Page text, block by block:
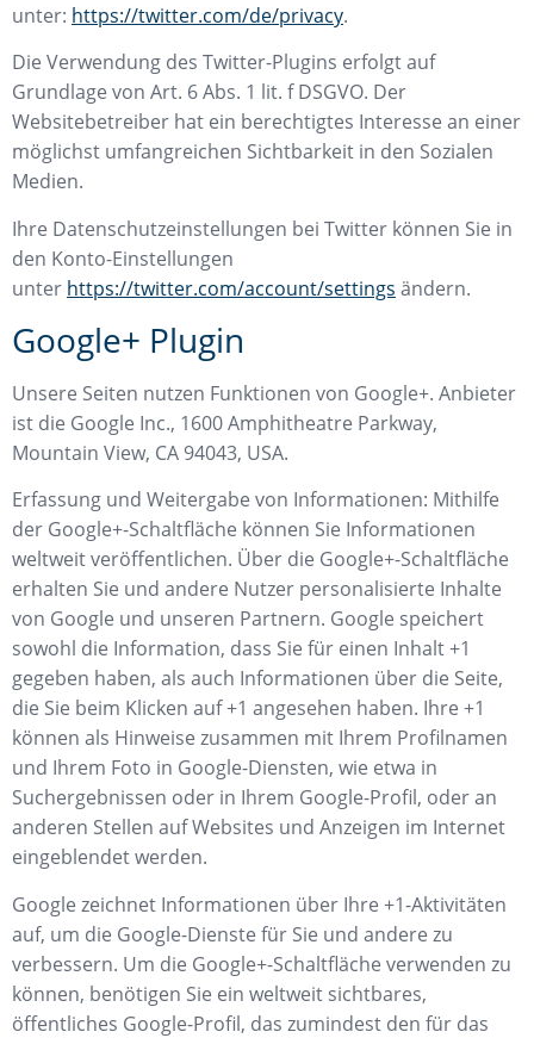
unter: https://twitter.com/de/privacy.
Die Verwendung des Twitter-Plugins erfolgt auf
Grundlage von Art. 6 Abs. 1 lit. f DSGVO. Der
Websitebetreiber hat ein berechtigtes Interesse an einer
möglichst umfangreichen Sichtbarkeit in den Sozialen
Medien.
Ihre Datenschutzeinstellungen bei Twitter können Sie in
den Konto-Einstellungen
unter https://twitter.com/account/settings ändern.
Google+ Plugin
Unsere Seiten nutzen Funktionen von Google+. Anbieter
ist die Google Inc., 1600 Amphitheatre Parkway,
Mountain View, CA 94043, USA.
Erfassung und Weitergabe von Informationen: Mithilfe
der Google+-Schaltfläche können Sie Informationen
weltweit veröffentlichen. Über die Google+-Schaltfläche
erhalten Sie und andere Nutzer personalisierte Inhalte
von Google und unseren Partnern. Google speichert
sowohl die Information, dass Sie für einen Inhalt +1
gegeben haben, als auch Informationen über die Seite,
die Sie beim Klicken auf +1 angesehen haben. Ihre +1
können als Hinweise zusammen mit Ihrem Profilnamen
und Ihrem Foto in Google-Diensten, wie etwa in
Suchergebnissen oder in Ihrem Google-Profil, oder an
anderen Stellen auf Websites und Anzeigen im Internet
eingeblendet werden.
Google zeichnet Informationen über Ihre +1-Aktivitäten
auf, um die Google-Dienste für Sie und andere zu
verbessern. Um die Google+-Schaltfläche verwenden zu
können, benötigen Sie ein weltweit sichtbares,
öffentliches Google-Profil, das zumindest den für das